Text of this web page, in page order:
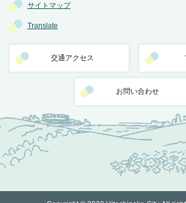
サイトマップ
Translate
交通アクセス
お問い合わせ